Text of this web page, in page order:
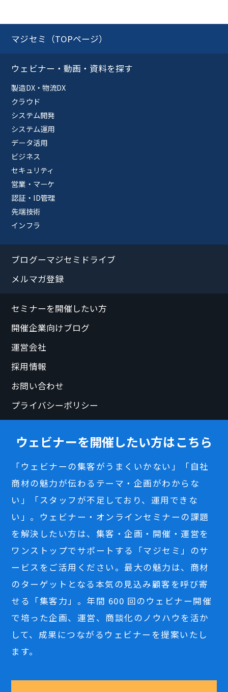
マジセミ（TOPページ）
ウェビナー・動画・資料を探す
製造DX・物流DX
クラウド
システム開発
システム運用
データ活用
ビジネス
セキュリティ
営業・マーケ
認証・ID管理
先端技術
インフラ
ブログーマジセミドライブ
メルマガ登録
セミナーを開催したい方
開催企業向けブログ
運営会社
採用情報
お問い合わせ
プライバシーポリシー
ウェビナーを開催したい方はこちら
「ウェビナーの集客がうまくいかない」「自社
商材の魅力が伝わるテーマ・企画がわからな
い」「スタッフが不足しており、運用できな
い」。ウェビナー・オンラインセミナーの課題
を解決したい方は、集客・企画・開催・運営を
ワンストップでサポートする「マジセミ」のサ
ービスをご活用ください。最大の魅力は、商材
のターゲットとなる本気の見込み顧客を呼び寄
せる「集客力」。年間 600 回のウェビナー開催
で培った企画、運営、商談化のノウハウを活か
して、成果につながるウェビナーを提案いたし
ます。